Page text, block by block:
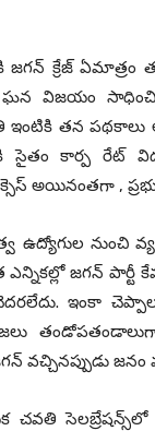
క్రేజ్ ఏమాత్రం
ఘన విజయం సాధించి
ఇంటికి తన
సైతం కార్ప రేట్
అయినంతగా ,
ఉద్యోగుల నుంచి
జగన్ పార్టీ
ఇంకా
వచ్చినప్పుడు జనం
సెలబ్రేషన్స్‌లో